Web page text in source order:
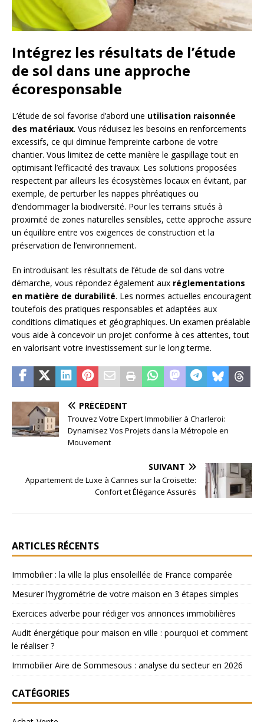
Intégrez les résultats de l’étude
de sol dans une approche
écoresponsable
L’étude de sol favorise d’abord une utilisation raisonnée
des matériaux. Vous réduisez les besoins en renforcements
excessifs, ce qui diminue l’empreinte carbone de votre
chantier. Vous limitez de cette manière le gaspillage tout en
optimisant l’efficacité des travaux. Les solutions proposées
respectent par ailleurs les écosystèmes locaux en évitant, par
exemple, de perturber les nappes phréatiques ou
d’endommager la biodiversité. Pour les terrains situés à
proximité de zones naturelles sensibles, cette approche assure
un équilibre entre vos exigences de construction et la
préservation de l’environnement.
En introduisant les résultats de l’étude de sol dans votre
démarche, vous répondez également aux réglementations
en matière de durabilité. Les normes actuelles encouragent
toutefois des pratiques responsables et adaptées aux
conditions climatiques et géographiques. Un examen préalable
vous aide à concevoir un projet conforme à ces attentes, tout
en valorisant votre investissement sur le long terme.
PRÉCÉDENT
Trouvez Votre Expert Immobilier à Charleroi:
Dynamisez Vos Projets dans la Métropole en
Mouvement
SUIVANT
Appartement de Luxe à Cannes sur la Croisette:
Confort et Élégance Assurés
ARTICLES RÉCENTS
Immobilier : la ville la plus ensoleillée de France comparée
Mesurer l’hygrométrie de votre maison en 3 étapes simples
Exercices adverbe pour rédiger vos annonces immobilières
Audit énergétique pour maison en ville : pourquoi et comment
le réaliser ?
Immobilier Aire de Sommesous : analyse du secteur en 2026
CATÉGORIES